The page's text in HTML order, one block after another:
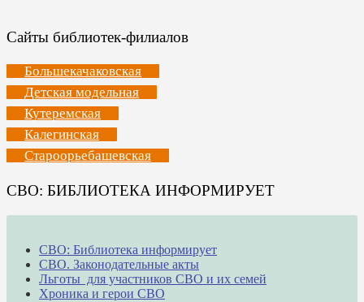
Сайты библиотек-филиалов
Большекачаковская
Детская модельная
Кутеремская
Калегинская
Староорьебашевская
СВО: БИБЛИОТЕКА ИНФОРМИРУЕТ
СВО: Библиотека информирует
СВО. Законодательные акты
Льготы для участников СВО и их семей
Хроника и герои СВО